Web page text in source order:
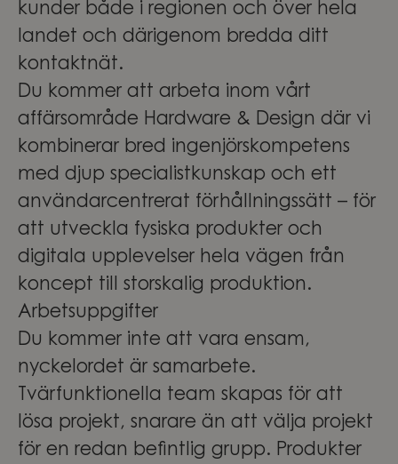
kunder både i regionen och över hela
landet och därigenom bredda ditt
kontaktnät.
Du kommer att arbeta inom vårt
affärsområde Hardware & Design där vi
kombinerar bred ingenjörskompetens
med djup specialistkunskap och ett
användarcentrerat förhållningssätt – för
att utveckla fysiska produkter och
digitala upplevelser hela vägen från
koncept till storskalig produktion.
Arbetsuppgifter
Du kommer inte att vara ensam,
nyckelordet är samarbete.
Tvärfunktionella team skapas för att
lösa projekt, snarare än att välja projekt
för en redan befintlig grupp. Produkter